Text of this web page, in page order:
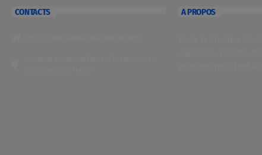
CONTACTS A PROPOS